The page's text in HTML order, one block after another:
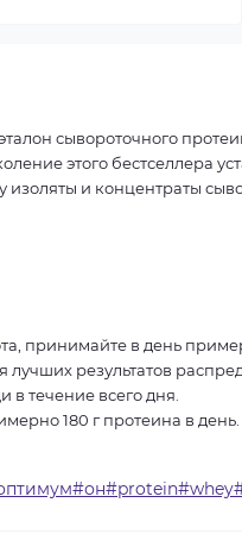
сывороточного
этого бестселлера
и концентраты
принимайте в день
результатов
течение всего дня.
180 г протеина в